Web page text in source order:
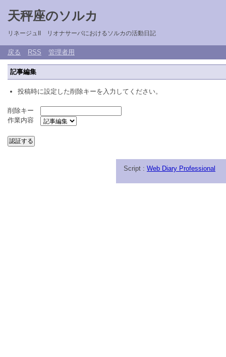
天秤座のソルカ
リネージュII リオナサーバにおけるソルカの活動日記
戻る RSS 管理者用
記事編集
投稿時に設定した削除キーを入力してください。
削除キー
作業内容
Script : Web Diary Professional